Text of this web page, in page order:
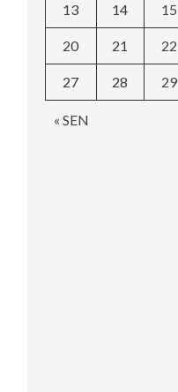
« SEN
13 14 15
20 21 22
27 28 29